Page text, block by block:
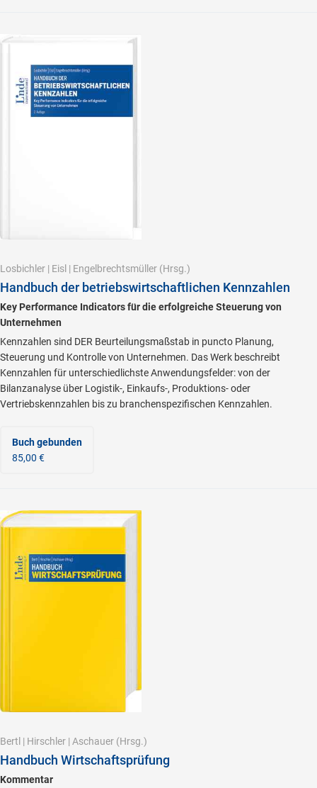
Losbichler | Eisl | Engelbrechtsmüller (Hrsg.)
Handbuch der betriebswirtschaftlichen Kennzahlen
Key Performance Indicators für die erfolgreiche Steuerung von
Unternehmen
Kennzahlen sind DER Beurteilungsmaßstab in puncto Planung,
Steuerung und Kontrolle von Unternehmen. Das Werk beschreibt
Kennzahlen für unterschiedlichste Anwendungsfelder: von der
Bilanzanalyse über Logistik-, Einkaufs-, Produktions- oder
Vertriebskennzahlen bis zu branchenspezifischen Kennzahlen.
Buch gebunden
85,00 €
Bertl | Hirschler | Aschauer (Hrsg.)
Handbuch Wirtschaftsprüfung
Kommentar